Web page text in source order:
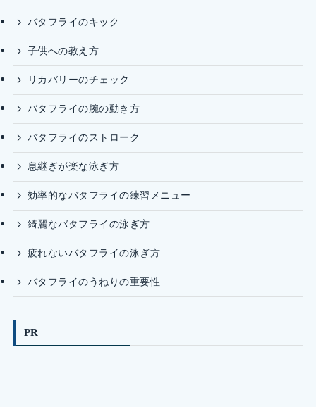
バタフライのキック
子供への教え方
リカバリーのチェック
バタフライの腕の動き方
バタフライのストローク
息継ぎが楽な泳ぎ方
効率的なバタフライの練習メニュー
綺麗なバタフライの泳ぎ方
疲れないバタフライの泳ぎ方
バタフライのうねりの重要性
PR